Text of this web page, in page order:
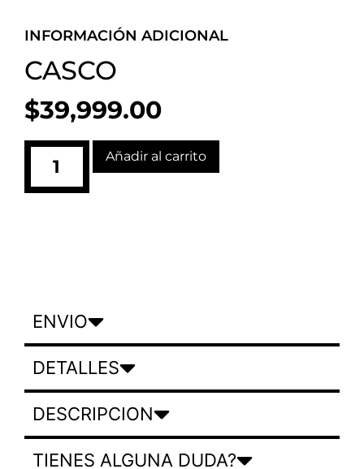
INFORMACIÓN ADICIONAL
CASCO
$39,999.00
Añadir al carrito
ENVIO
DETALLES
DESCRIPCION
TIENES ALGUNA DUDA?